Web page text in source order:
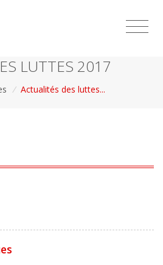
LUTTES 2017
/ Actualités des luttes...